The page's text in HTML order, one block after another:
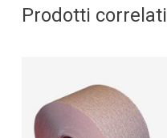
Prodotti correlati